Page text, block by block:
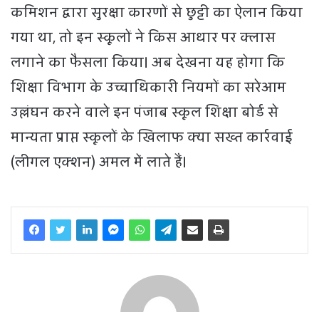
कमिशन द्वारा सुरक्षा कारणों से छुट्टी का ऐलान किया
गया था, तो इन स्कूलों ने किस आधार पर क्लास
लगाने का फैसला किया। अब देखना यह होगा कि
शिक्षा विभाग के उच्चाधिकारी नियमों का सरेआम
उल्लंघन करने वाले इन पंजाब स्कूल शिक्षा बोर्ड से
मान्यता प्राप्त स्कूलों के खिलाफ क्या सख्त कार्रवाई
(लीगल एक्शन) अमल में लाते हैं।